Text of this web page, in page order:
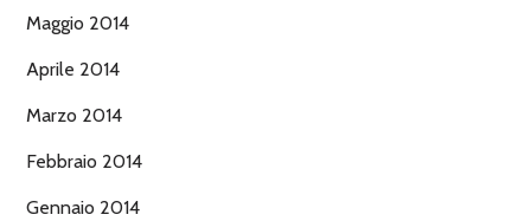
Maggio 2014
Aprile 2014
Marzo 2014
Febbraio 2014
Gennaio 2014